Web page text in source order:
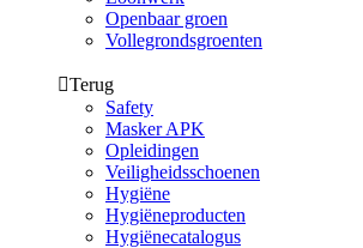
Openbaar groen
Vollegrondsgroenten
Terug
Safety
Masker APK
Opleidingen
Veiligheidsschoenen
Hygiëne
Hygiëneproducten
Hygiënecatalogus